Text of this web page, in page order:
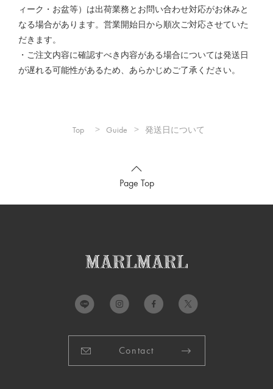
ィーク・お盆等）は出荷業務とお問い合わせ対応がお休みと
なる場合があります。営業開始日から順次ご対応させていた
だきます。
・ご注文内容に確認すべき内容がある場合については発送日
が遅れる可能性があるため、あらかじめご了承ください。
Top Guide 発送日について
Page Top
Contact